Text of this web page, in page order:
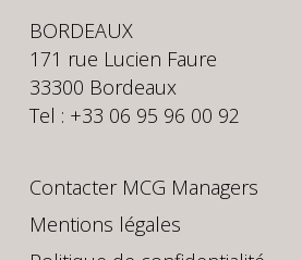
BORDEAUX
171 rue Lucien Faure
33300 Bordeaux
Tel : +33 06 95 96 00 92
Contacter MCG Managers
Mentions légales